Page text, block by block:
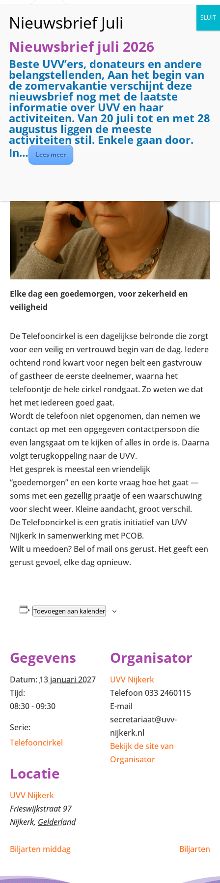
« Alle Evenementen
Evenementenreeks:Telefooncirkel
Telefooncirkel
13 januari 2027 @ 08:30-09:30
Elke dag een goedemorgen, voor zekerheid en
veiligheid
De Telefooncirkel is een dagelijkse belronde die zorgt
voor een veilig en vertrouwd begin van de dag. Iedere
ochtend rond kwart voor negen belt een gastvrouw
of gastheer de eerste deelnemer, waarna het
telefoontje de hele cirkel rondgaat. Zo weten we dat
het met iedereen goed gaat.
Wordt de telefoon niet opgenomen, dan nemen we
contact op met een opgegeven contactpersoon die
even langsgaat om te kijken of alles in orde is. Daarna
volgt terugkoppeling naar de UVV.
Het gesprek is meestal een vriendelijk
“goedemorgen” en een korte vraag hoe het gaat —
soms met een gezellig praatje of een waarschuwing
voor slecht weer. Kleine aandacht, groot verschil.
De Telefooncirkel is een gratis initiatief van UVV
Nijkerk in samenwerking met PCOB.
Wilt u meedoen? Bel of mail ons gerust. Het geeft een
gerust gevoel, elke dag opnieuw.
Toevoegen aan kalender
Gegevens
Datum: 13 januari 2027
Tijd:
08:30 - 09:30
Serie:
Telefooncirkel
Locatie
UVV Nijkerk
Frieswijkstraat 97
Nijkerk, Gelderland
Organisator
UVV Nijkerk
Telefoon 033 2460115
E-mail
secretariaat@uvv-
nijkerk.nl
Bekijk de site van
Organisator
Biljarten middag Biljarten
Nieuwsbrief juli 2026
Beste UVV’ers, donateurs en andere
belangstellenden, Aan het begin van
de zomervakantie verschijnt deze
nieuwsbrief nog met de laatste
informatie over UVV en haar
activiteiten. Van 20 juli tot en met 28
augustus liggen de meeste
activiteiten stil. Enkele gaan door.
In…
Lees meer